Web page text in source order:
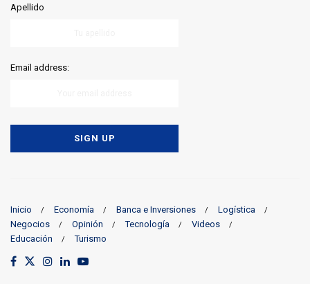
Apellido
Email address:
Inicio Economía Banca e Inversiones
Logística
Negocios
Opinión Tecnología
Videos
Educación
Turismo